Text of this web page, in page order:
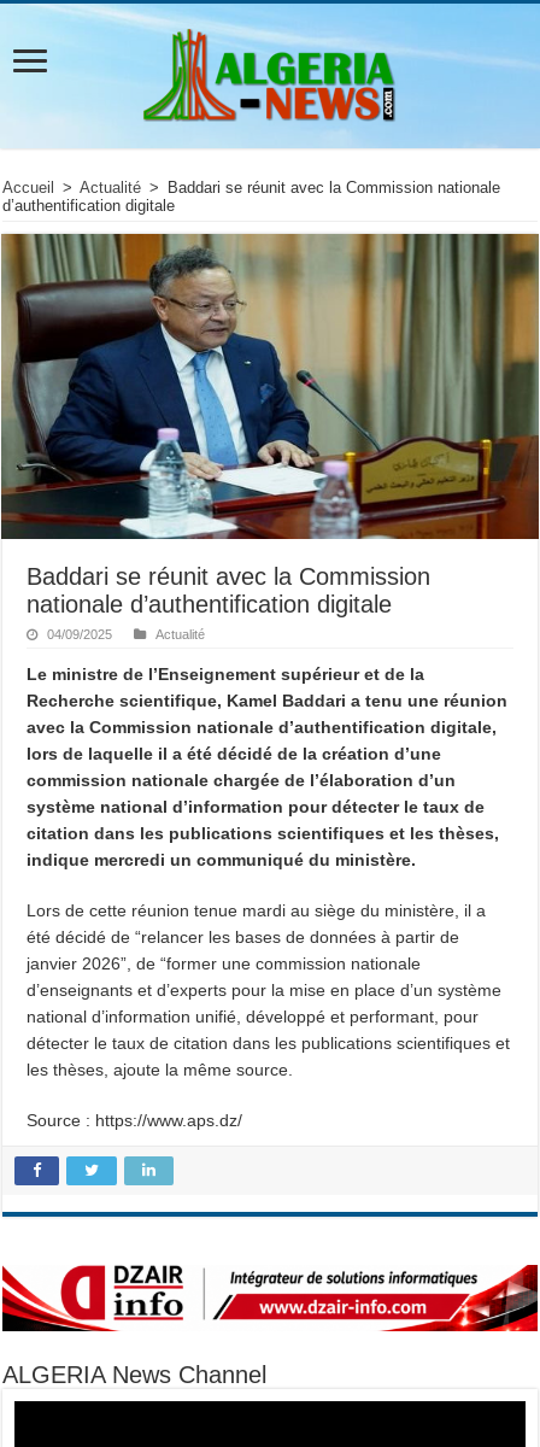
Accueil > Actualité >
Baddari se réunit avec la Commission nationale
d’authentification digitale
Baddari se réunit avec la Commission
nationale d’authentification digitale
04/09/2025 Actualité
Le ministre de l’Enseignement supérieur et de la
Recherche scientifique, Kamel Baddari a tenu une réunion
avec la Commission nationale d’authentification digitale,
lors de laquelle il a été décidé de la création d’une
commission nationale chargée de l’élaboration d’un
système national d’information pour détecter le taux de
citation dans les publications scientifiques et les thèses,
indique mercredi un communiqué du ministère.
Lors de cette réunion tenue mardi au siège du ministère, il a
été décidé de “relancer les bases de données à partir de
janvier 2026”, de “former une commission nationale
d’enseignants et d’experts pour la mise en place d’un système
national d’information unifié, développé et performant, pour
détecter le taux de citation dans les publications scientifiques et
les thèses, ajoute la même source.
Source : https://www.aps.dz/
ALGERIA News Channel